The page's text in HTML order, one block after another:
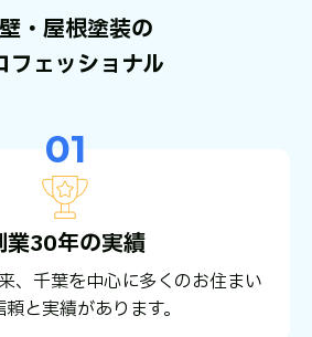
・屋根塗装の
フェッショナル
01
業30年の実績
、千葉を中心に多くのお住まい
と実績があります。